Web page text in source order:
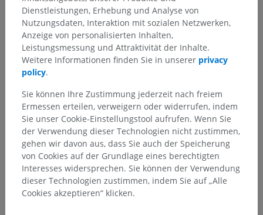
Dienstleistungen, Erhebung und Analyse von
Nutzungsdaten, Interaktion mit sozialen Netzwerken,
Anzeige von personalisierten Inhalten,
Leistungsmessung und Attraktivität der Inhalte.
Weitere Informationen finden Sie in unserer privacy
policy.
Sie können Ihre Zustimmung jederzeit nach freiem
Ermessen erteilen, verweigern oder widerrufen, indem
Sie unser Cookie-Einstellungstool aufrufen. Wenn Sie
der Verwendung dieser Technologien nicht zustimmen,
gehen wir davon aus, dass Sie auch der Speicherung
von Cookies auf der Grundlage eines berechtigten
Interesses widersprechen. Sie können der Verwendung
dieser Technologien zustimmen, indem Sie auf „Alle
Cookies akzeptieren“ klicken.